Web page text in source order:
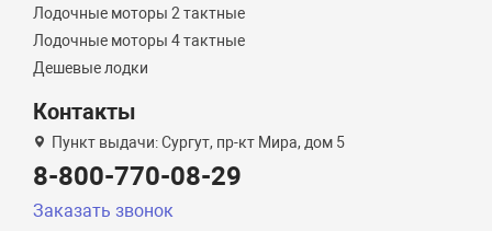
Лодочные моторы 2 тактные
Лодочные моторы 4 тактные
Дешевые лодки
Контакты
Пункт выдачи: Сургут, пр-кт Мира, дом 5
8-800-770-08-29
Заказать звонок